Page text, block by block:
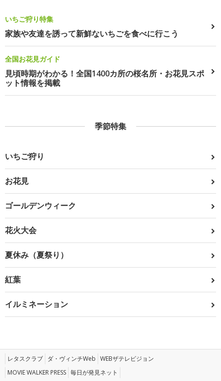
いちご狩り特集
家族や友達を誘って新鮮ないちごを食べに行こう
全国お花見ガイド
見頃時期がわかる！全国1400カ所の桜名所・お花見スポ
ット情報を掲載
季節特集
いちご狩り
お花見
ゴールデンウィーク
花火大会
夏休み（夏祭り）
紅葉
イルミネーション
レタスクラブ ダ・ヴィンチWeb WEBザテレビジョン
MOVIE WALKER PRESS 毎日が発見ネット